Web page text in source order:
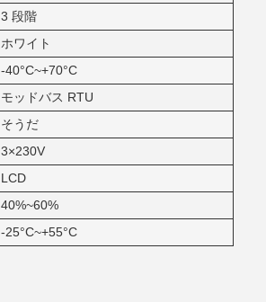
3 段階
ホワイト
-40°C~+70°C
モッドバス RTU
そうだ
3×230V
LCD
40%~60%
-25°C~+55°C